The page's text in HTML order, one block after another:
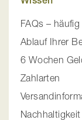
FAQs –
Ablauf Ihrer
6 Wochen
Zahlarten
Nachhaltigkeit